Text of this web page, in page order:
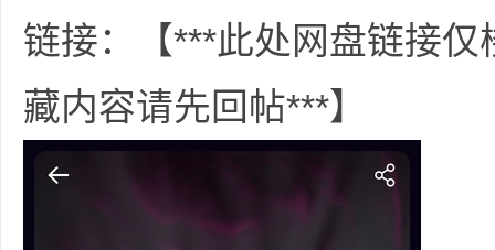
链接：【***此处网盘链接
藏内容请先回帖***】